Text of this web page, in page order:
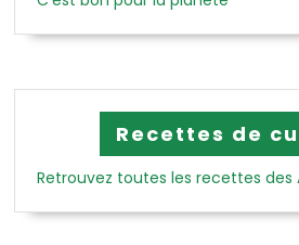
Recettes de
Retrouvez toutes les recettes des